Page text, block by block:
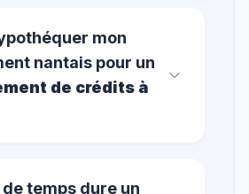
mon
nantais pour un
de crédits à
temps dure un